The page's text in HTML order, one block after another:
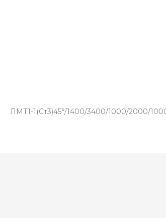
ЛМТ1-1(Ст3)45°/1400/3400/1000/2000/